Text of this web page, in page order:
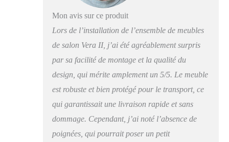
meubles sont fabriqués
de 15 mm, finis avec
des bords en plastique
construction simple,
les meubles sont
adaptés à l'auto-
assemblage. Les
instructions jointes au
produit vous
Mon avis sur ce produit
Lors de l’installation de l’ensemble de meubles
de salon Vera II, j’ai été agréablement surpris
par sa facilité de montage et la qualité du
design, qui mérite amplement un 5/5. Le meuble
est robuste et bien protégé pour le transport, ce
qui garantissait une livraison rapide et sans
dommage. Cependant, j’ai noté l’absence de
poignées, qui pourrait poser un petit